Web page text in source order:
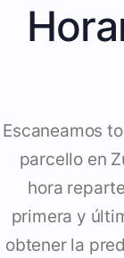
Escaneamos
parcello en
hora
primera y
obtener la